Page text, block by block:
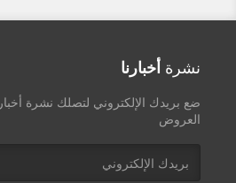
نشرة أخبارنا
ضع بريدك الإلكتروني لتصلك نشرة
العروض